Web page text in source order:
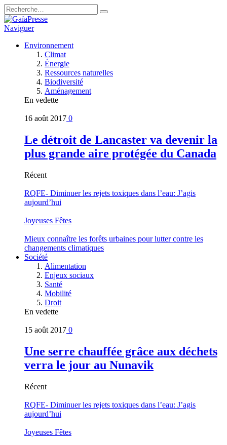
Naviguer
Environnement
Climat
Énergie
Ressources naturelles
Biodiversité
Aménagement
En vedette
16 août 2017 0
Le détroit de Lancaster va devenir la
plus grande aire protégée du Canada
Récent
RQFE- Diminuer les rejets toxiques dans l’eau: J’agis
aujourd’hui
Joyeuses Fêtes
Mieux connaître les forêts urbaines pour lutter contre les
changements climatiques
Société
Alimentation
Enjeux sociaux
Santé
Mobilité
Droit
En vedette
15 août 2017 0
Une serre chauffée grâce aux déchets
verra le jour au Nunavik
Récent
RQFE- Diminuer les rejets toxiques dans l’eau: J’agis
aujourd’hui
Joyeuses Fêtes